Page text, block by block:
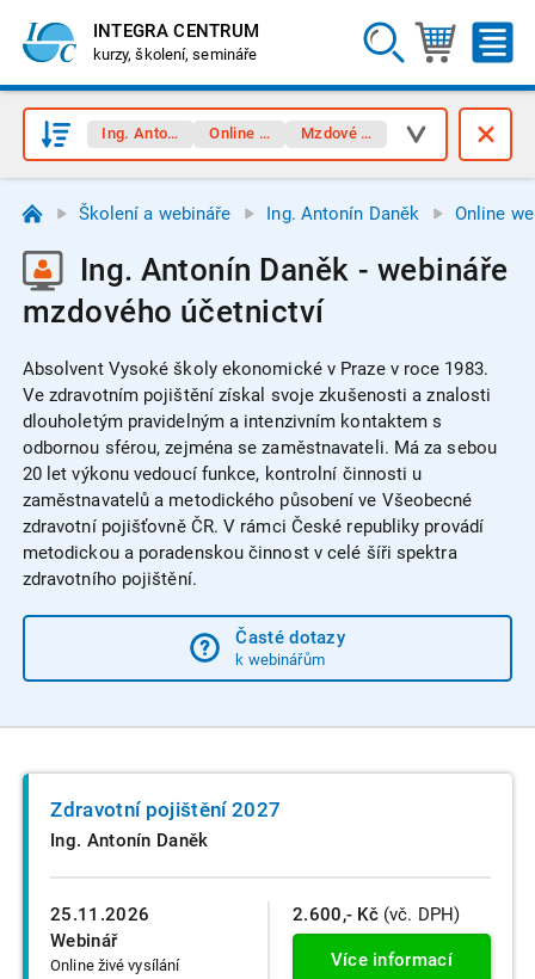
INTEGRA CENTRUM
kurzy, školení, semináře
Ing. Antonín DaněkOnline webinářeMzdové účetnictví
Školení a webináře Ing. Antonín Daněk Online
Ing. Antonín Daněk - webináře
mzdového účetnictví
Absolvent Vysoké školy ekonomické v Praze v roce 1983.
Ve zdravotním pojištění získal svoje zkušenosti a znalosti
dlouholetým pravidelným a intenzivním kontaktem s
odbornou sférou, zejména se zaměstnavateli. Má za sebou
20 let výkonu vedoucí funkce, kontrolní činnosti u
zaměstnavatelů a metodického působení ve Všeobecné
zdravotní pojišťovně ČR. V rámci České republiky provádí
metodickou a poradenskou činnost v celé šíři spektra
zdravotního pojištění.
Časté dotazy
k webinářům
25.11.2026
Webinář
Online živé vysílání
Zdravotní pojištění 2027
Ing. Antonín Daněk
2.600,- Kč (vč. DPH)
Více informací